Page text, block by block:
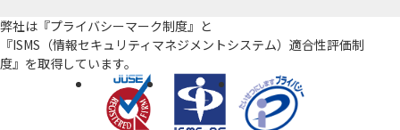
弊社は『プライバシーマーク制度』と
『ISMS（情報セキュリティマネジメントシステム）適合性評価制
度』を取得しています。